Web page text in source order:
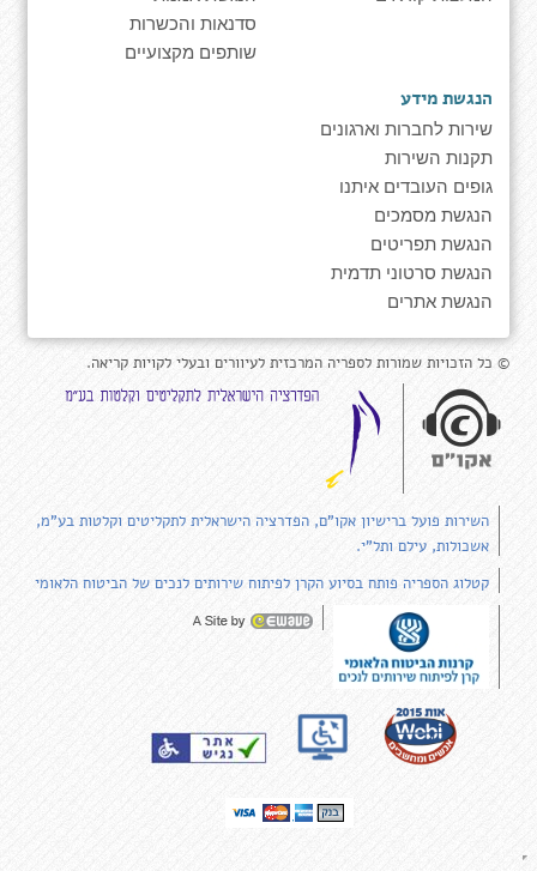
סדנאות והכשרות
שותפים מקצועיים
הנגשת מידע
שירות לחברות וארגונים
תקנות השירות
גופים העובדים איתנו
הנגשת מסמכים
הנגשת תפריטים
הנגשת סרטוני תדמית
הנגשת אתרים
© כל הזכויות שמורות לספריה המרכזית לעיוורים ובעלי לקויות קריאה.
השירות פועל ברישיון אקו"ם, הפדרציה הישראלית לתקליטים וקלטות בע"מ,
אשכולות, עילם ותל"י.
קטלוג הספריה פותח בסיוע הקרן לפיתוח שירותים לנכים של הביטוח הלאומי